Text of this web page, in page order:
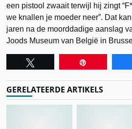
een pistool zwaait terwijl hij zingt
we knallen je moeder neer”. Dat
jaren na de moorddadige aanslag
Joods Museum van België in
GERELATEERDE ARTIKELS